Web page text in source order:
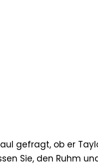
gefragt, ob er
Sie, den Ruhm